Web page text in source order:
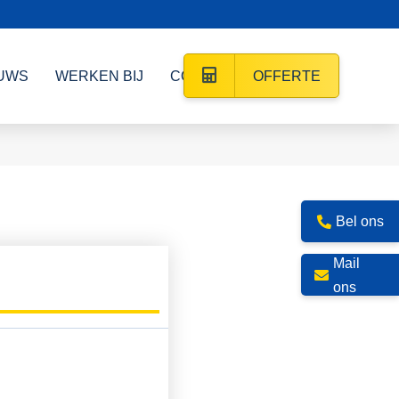
WERKEN BIJ CONTACT OFFERTE
Bel ons
Mail
ons